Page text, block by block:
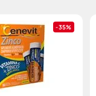
vitaminas e minerais
35%